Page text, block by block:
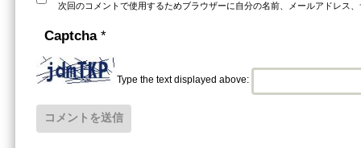
次回のコメントで使用するためブラウザーに自分の名前、メールアドレス
Captcha *
Type the text displayed above: